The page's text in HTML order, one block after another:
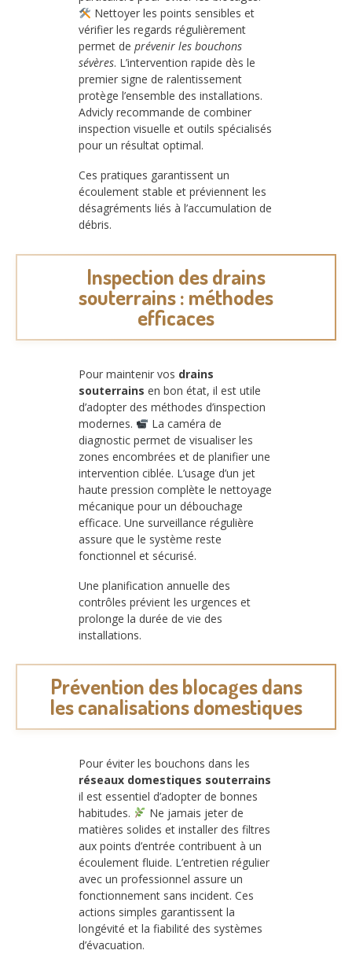
Nettoyer les points sensibles et
vérifier les regards régulièrement
permet de prévenir les bouchons
sévères. L’intervention rapide dès le
premier signe de ralentissement
protège l’ensemble des installations.
Advicly recommande de combiner
inspection visuelle et outils spécialisés
pour un résultat optimal.
Ces pratiques garantissent un
écoulement stable et préviennent les
désagréments liés à l’accumulation de
débris.
Inspection des drains
souterrains : méthodes
efficaces
Pour maintenir vos drains
souterrains en bon état, il est utile
d’adopter des méthodes d’inspection
modernes.
La caméra de
diagnostic permet de visualiser les
zones encombrées et de planifier une
intervention ciblée. L’usage d’un jet
haute pression complète le nettoyage
mécanique pour un débouchage
efficace. Une surveillance régulière
assure que le système reste
fonctionnel et sécurisé.
Une planification annuelle des
contrôles prévient les urgences et
prolonge la durée de vie des
installations.
Prévention des blocages dans
les canalisations domestiques
Pour éviter les bouchons dans les
réseaux domestiques souterrains
il est essentiel d’adopter de bonnes
habitudes.
Ne jamais jeter de
matières solides et installer des filtres
aux points d’entrée contribuent à un
écoulement fluide. L’entretien régulier
avec un professionnel assure un
fonctionnement sans incident. Ces
actions simples garantissent la
longévité et la fiabilité des systèmes
d’évacuation.